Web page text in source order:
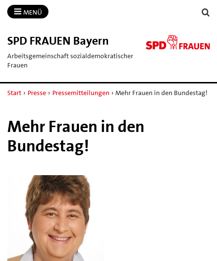
MENÜ
SPD FRAUEN Bayern
Arbeitsgemeinschaft sozialdemokratischer
Frauen
Start › Presse › Pressemitteilungen › Mehr Frauen in den Bundestag!
Mehr Frauen in den
Bundestag!